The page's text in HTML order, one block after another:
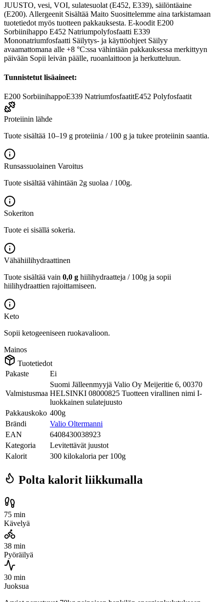
JUUSTO, vesi, VOI, sulatesuolat (E452, E339), säilöntäaine
(E200). Allergeenit Sisältää Maito Suosittelemme aina tarkistamaan
tuotetiedot myös tuotteen pakkauksesta. E-koodit E200
Sorbiinihappo E452 Natriumpolyfosfaatti E339
Mononatriumfosfaatti Säilytys- ja käyttöohjeet Säilyy
avaamattomana alle +8 °C:ssa vähintään pakkauksessa merkittyyn
päivään Sopii leivän päälle, ruoanlaittoon ja herkutteluun.
Tunnistetut lisäaineet:
E200 SorbiinihappoE339 NatriumfosfaatitE452 Polyfosfaatit
Proteiinin lähde
Tuote sisältää 10–19 g proteiinia / 100 g ja tukee proteiinin saantia.
Runsassuolainen Varoitus
Tuote sisältää vähintään 2g suolaa / 100g.
Sokeriton
Tuote ei sisällä sokeria.
Vähähiilihydraattinen
Tuote sisältää vain 0,0 g hiilihydraatteja / 100g ja sopii
hiilihydraattien rajoittamiseen.
Keto
Sopii ketogeeniseen ruokavalioon.
Mainos
Tuotetiedot
Pakaste
Ei
Valmistusmaa
Suomi Jälleenmyyjä Valio Oy Meijeritie 6, 00370
HELSINKI 08000825 Tuotteen virallinen nimi I-
luokkainen sulatejuusto
Pakkauskoko 400g
Brändi
Valio Oltermanni
EAN
6408430038923
Kategoria
Levitettävät juustot
Kalorit
300 kilokaloria per 100g
Polta kalorit liikkumalla
75 min
Kävelyä
38 min
Pyöräilyä
30 min
Juoksua